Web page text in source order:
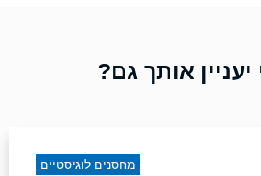
יעניין אותך גם?
מחסנים לוגיסטיים